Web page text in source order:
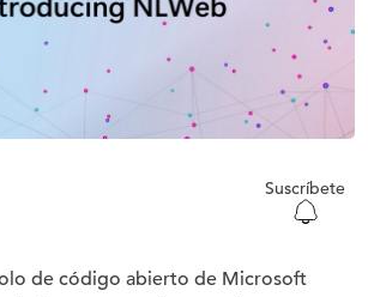
Suscríbete
de código abierto de Microsoft